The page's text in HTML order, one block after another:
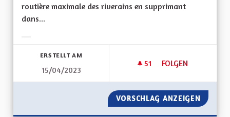
routière maximale des riverains en supprimant
dans...
ERSTELLT AM
15/04/2023
51 51 FOLLOWER
FOLGEN
AUGMENTER LA
VORSCHLAG ANZEIGEN